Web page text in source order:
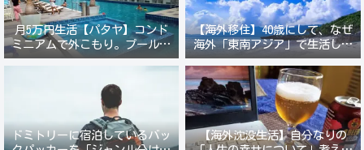
月5万円生活【パタヤ】コンド
ミニアムで外こもり。プール付
き新築コンドでステーキ&ウオ
【海外移住】40歳にして、なぜ
海外「東南アジア」で生活しよ
うと思ったのか？
ドミトリーに宿泊しているバッ
【海外沈没生活】自分なりの